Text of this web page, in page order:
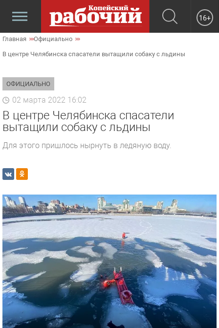
16+
Главная Официально
В центре Челябинска спасатели вытащили собаку с льдины
ОФИЦИАЛЬНО
02 марта 2022 16:02
В центре Челябинска спасатели
вытащили собаку с льдины
Для этого пришлось нырнуть в ледяную воду.